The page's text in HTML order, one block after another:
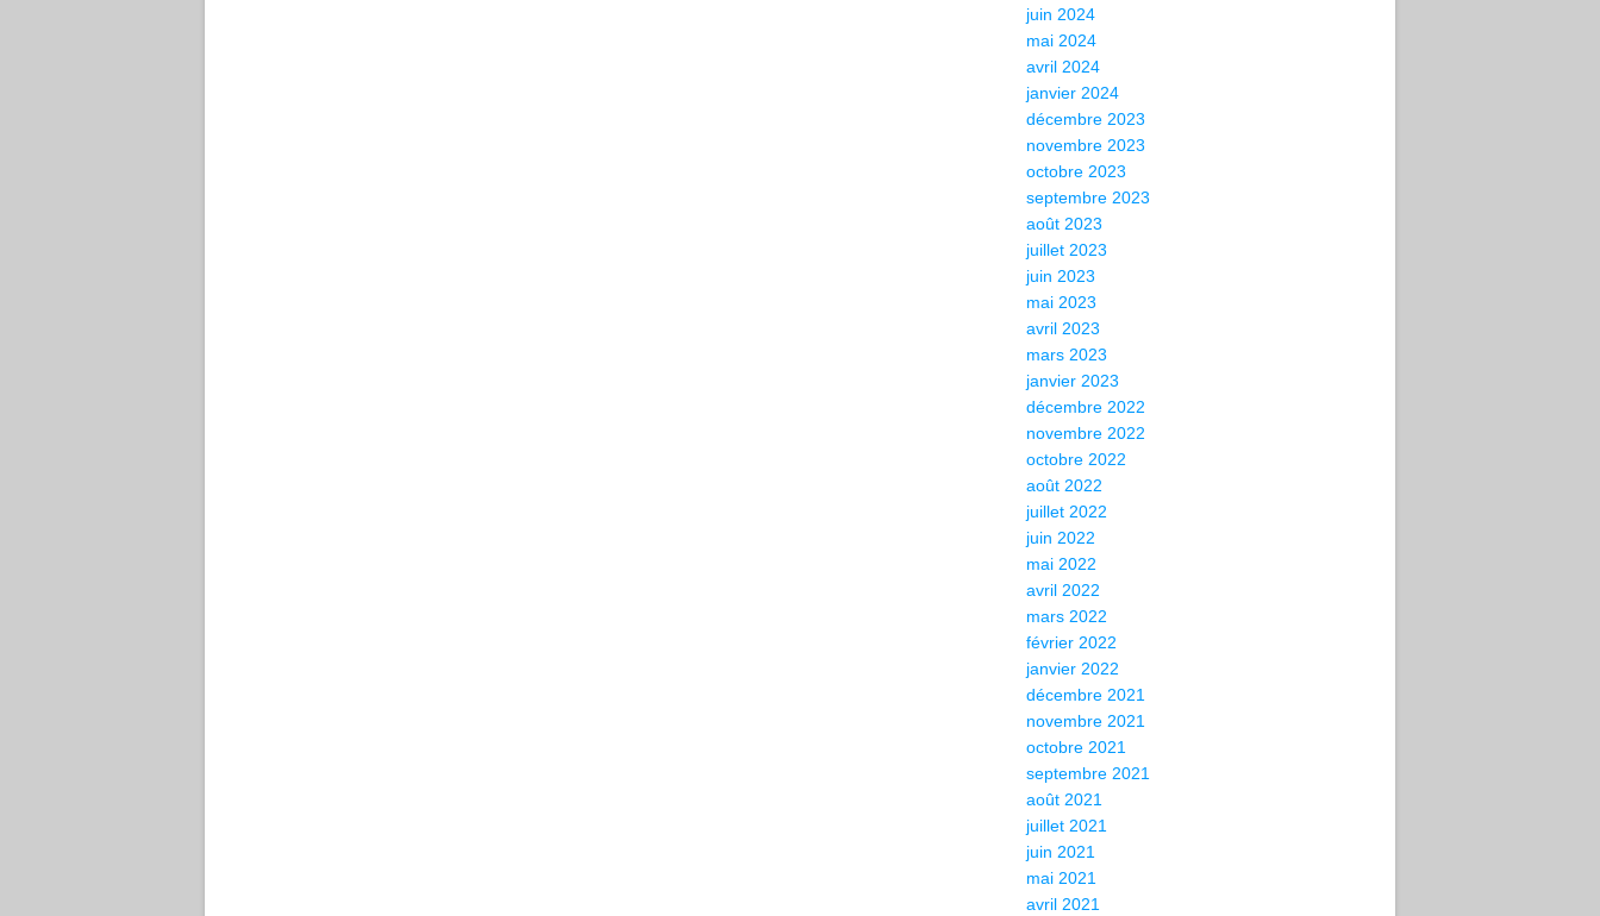
juin 2024
mai 2024
avril 2024
janvier 2024
décembre 2023
novembre 2023
octobre 2023
septembre 2023
août 2023
juillet 2023
juin 2023
mai 2023
avril 2023
mars 2023
janvier 2023
décembre 2022
novembre 2022
octobre 2022
août 2022
juillet 2022
juin 2022
mai 2022
avril 2022
mars 2022
février 2022
janvier 2022
décembre 2021
novembre 2021
octobre 2021
septembre 2021
août 2021
juillet 2021
juin 2021
mai 2021
avril 2021